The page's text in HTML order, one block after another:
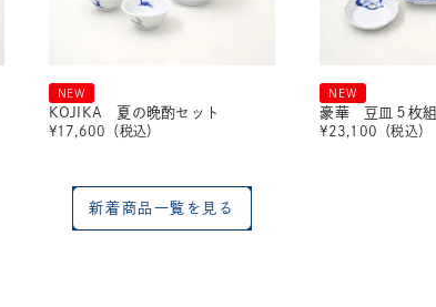
NEW
KOJIKA 夏の晩酌セット
¥17,600 （税込）
NEW
豪華 豆皿５枚組
¥23,100 （税込）
新着商品一覧を見る